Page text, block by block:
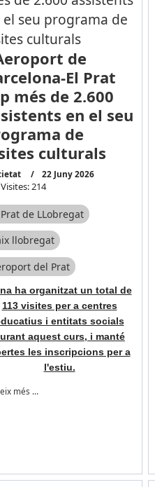
de
El Prat
més de 2.600
en el seu
de
culturals
22 Juny 2026
Visites: 214
de LLobregat
llobregat
del Prat
ha organitzat un total de
113 visites per a centres
i entitats socials
aquest curs, i manté
les inscripcions per a
l'estiu.
més …